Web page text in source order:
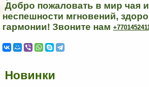
Добро пожаловать в мир чая и
неспешности мгновений,
гармонии! Звоните нам
Новинки